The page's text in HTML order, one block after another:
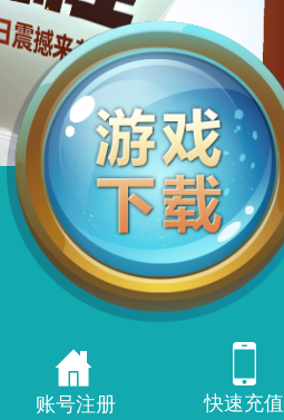
账号注册 快速充值